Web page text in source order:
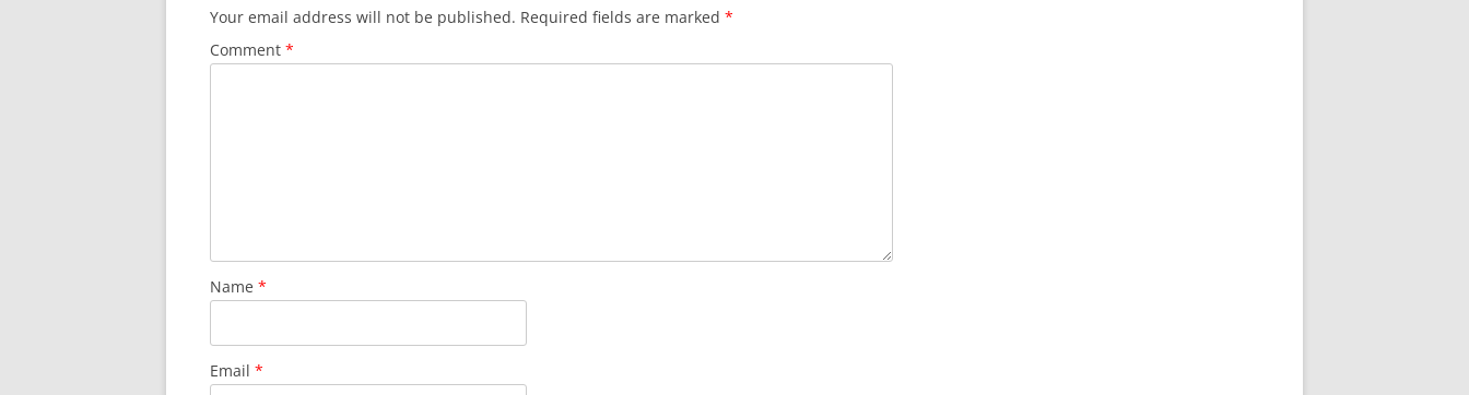
Your email address will not be published. Required fields are marked *
Comment *
Name *
Email *